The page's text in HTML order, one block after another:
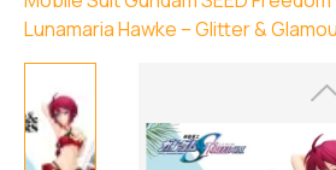
Lunamaria Hawke – Glitter &